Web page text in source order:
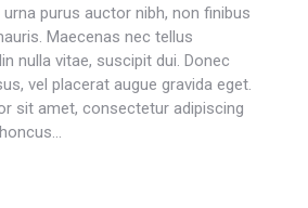
purus auctor nibh, non finibus
Maecenas nec tellus
nulla vitae, suscipit dui. Donec
vel placerat augue gravida eget.
sit amet, consectetur adipiscing